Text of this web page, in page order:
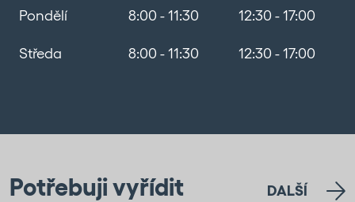
Pondělí 8:00 - 11:30 12:30 - 17:00
Středa 8:00 - 11:30 12:30 - 17:00
Potřebuji vyřídit DALŠÍ